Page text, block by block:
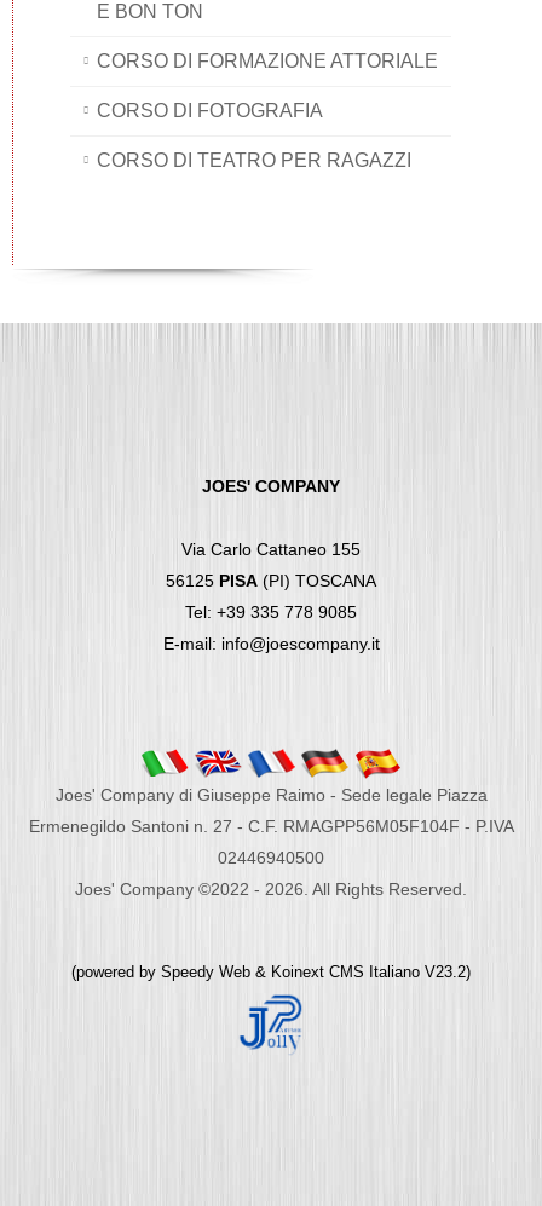
E BON TON
CORSO DI FORMAZIONE ATTORIALE
CORSO DI FOTOGRAFIA
CORSO DI TEATRO PER RAGAZZI
JOES' COMPANY
Via Carlo Cattaneo 155
56125 PISA (PI) TOSCANA
Tel: +39 335 778 9085
E-mail: info@joescompany.it
Joes' Company di Giuseppe Raimo - Sede legale Piazza
Ermenegildo Santoni n. 27 - C.F. RMAGPP56M05F104F - P.IVA
02446940500
Joes' Company ©2022 - 2026. All Rights Reserved.
(powered by Speedy Web & Koinext CMS Italiano V23.2)